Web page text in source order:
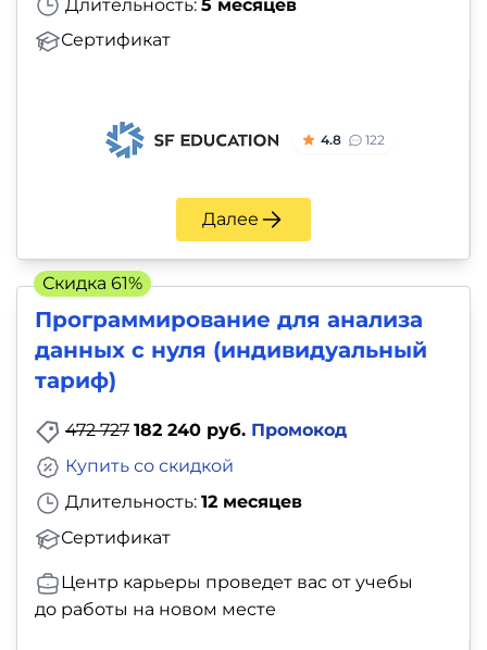
Длительность: 5 месяцев
Сертификат
4.8 122
Далее
Программирование для анализа
данных с нуля (индивидуальный
тариф)
472 727 182 240 руб. Промокод
Длительность: 12 месяцев
Сертификат
Купить со скидкой
Центр карьеры проведет вас от учебы
до работы на новом месте
Скидка 61%